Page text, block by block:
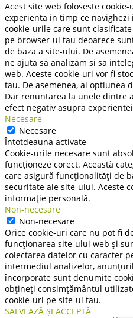
Acest site web foloseste
experienta in timp ce navighezi
cookie-urile care sunt
pe browser-ul tau deoarece
de baza a site-ului. De
ne ajuta sa analizam si sa
web. Aceste cookie-uri vor fi
tau. De asemenea, ai optiunea
Dar renuntarea la unele dintre
efect negativ asupra
Necesare
Necesare
Întotdeauna activate
Cookie-urile necesare sunt
funcționeze corect. Această
care asigură funcționalități de
securitate ale site-ului. Aceste
informație personală.
Non-necesare
Non-necesare
Orice cookie-uri care nu pot fi
funcționarea site-ului web și
colectarea datelor cu caracter
intermediul analizelor,
încorporate sunt denumite
obțineți consimțământul
cookie-uri pe site-ul tau.
SALVEAZĂ ȘI ACCEPTĂ